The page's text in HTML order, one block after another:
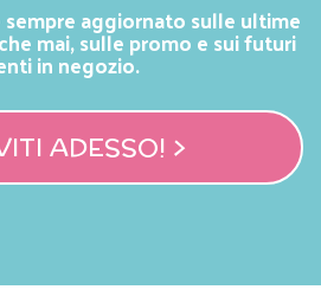
aggiornato sulle ultime
mai, sulle promo e sui futuri
in negozio.
ADESSO! >